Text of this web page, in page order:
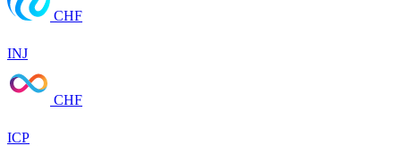
CHF
INJ
CHF
ICP